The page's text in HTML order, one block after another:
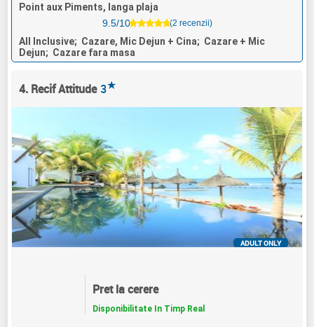
Point aux Piments, langa plaja
9.5/10
(2 recenzii)
All Inclusive; Cazare, Mic Dejun + Cina; Cazare + Mic
Dejun; Cazare fara masa
4. Recif Attitude 3★
ADULT ONLY
Pret la cerere
Disponibilitate In Timp Real